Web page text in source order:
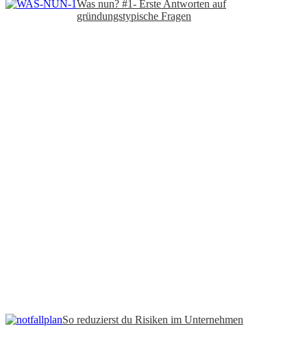
Was nun? #1- Erste Antworten auf
gründungstypische Fragen
So reduzierst du Risiken im Unternehmen